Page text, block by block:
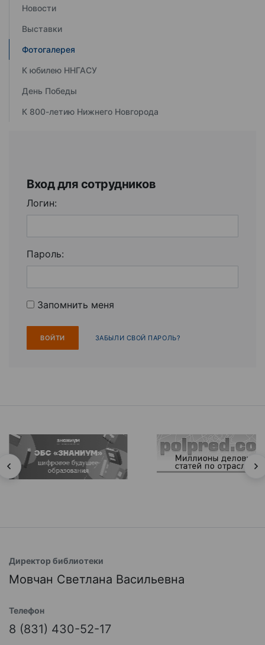
Новости
Выставки
Фотогалерея
К юбилею ННГАСУ
День Победы
К 800-летию Нижнего Новгорода
Вход для сотрудников
Логин:
Пароль:
Запомнить меня
ЗАБЫЛИ СВОЙ ПАРОЛЬ?
Директор библиотеки
Мовчан Светлана Васильевна
Телефон
8 (831) 430-52-17